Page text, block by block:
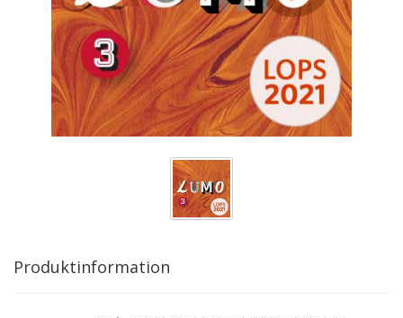
Produktinformation